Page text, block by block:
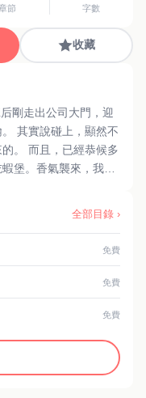
節 字數
收藏
剛走出公司大門，迎
不
候多
堡。香氣襲來，我忍
，你都多大了呀，怎麼
全部目錄 ›
免費
免費
免費